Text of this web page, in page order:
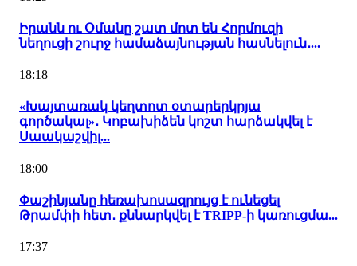
Իրանն ու Օմանը շատ մոտ են Հորմուզի
նեղուցի շուրջ համաձայնության հասնելուն․...
18:18
«Խայտառակ կեղտոտ օտարերկրյա
գործակալ»․ Կոբախիձեն կոշտ հարձակվել է
Սաակաշվիլ...
18:00
Փաշինյանը հեռախոսազրույց է ունեցել
Թրամփի հետ․ քննարկվել է TRIPP-ի կառուցմա...
17:37